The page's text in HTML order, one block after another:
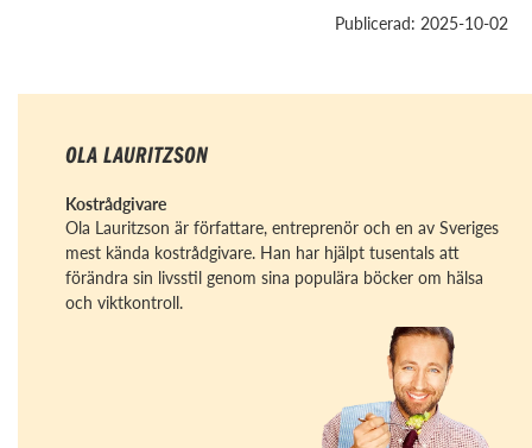
Publicerad: 2025-10-02
OLA LAURITZSON
Kostrådgivare
Ola Lauritzson är författare, entreprenör och en av Sveriges
mest kända kostrådgivare. Han har hjälpt tusentals att
förändra sin livsstil genom sina populära böcker om hälsa
och viktkontroll.